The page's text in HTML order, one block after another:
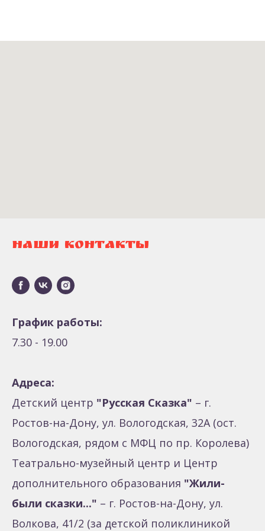
НАШИ КОНТАКТЫ
График работы:
7.30 - 19.00
Адреса:
Детский центр "Русская Сказка" – г.
Ростов-на-Дону, ул. Вологодская, 32А (ост.
Вологодская, рядом с МФЦ по пр. Королева)
Театрально-музейный центр и Центр
дополнительного образования "Жили-
были сказки..." – г. Ростов-на-Дону, ул.
Волкова, 41/2 (за детской поликлиникой